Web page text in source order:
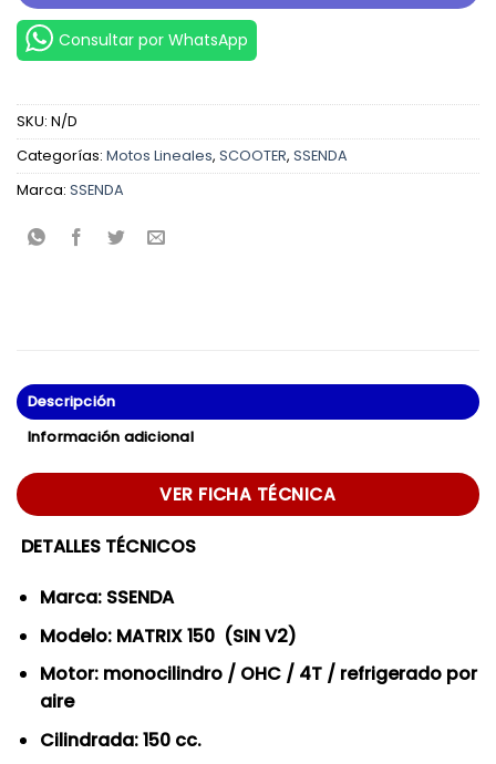
Consultar por WhatsApp
SKU: N/D
Categorías: Motos Lineales, SCOOTER, SSENDA
Marca: SSENDA
Descripción
Información adicional
VER FICHA TÉCNICA
DETALLES TÉCNICOS
Marca: SSENDA
Modelo: MATRIX 150 (SIN V2)
Motor: monocilindro / OHC / 4T / refrigerado por
aire
Cilindrada: 150 cc.